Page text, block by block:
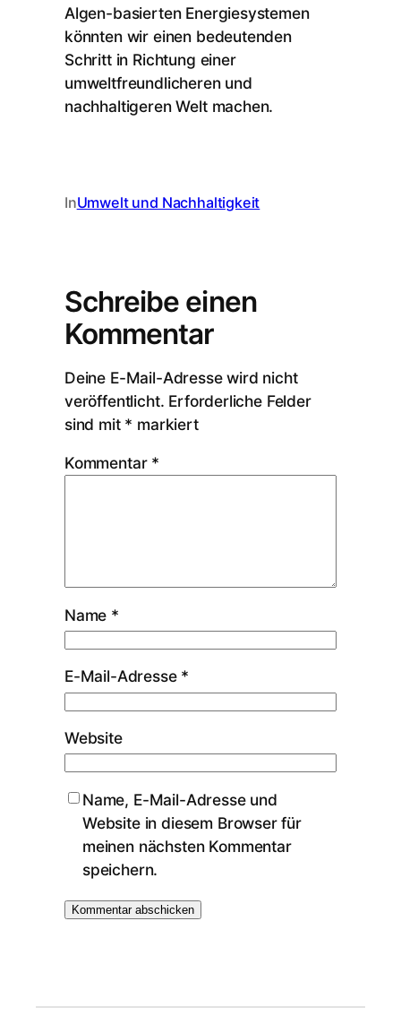
Algen-basierten Energiesystemen
könnten wir einen bedeutenden
Schritt in Richtung einer
umweltfreundlicheren und
nachhaltigeren Welt machen.
InUmwelt und Nachhaltigkeit
Schreibe einen
Kommentar
Deine E-Mail-Adresse wird nicht
veröffentlicht. Erforderliche Felder
sind mit * markiert
Kommentar *
Name *
E-Mail-Adresse *
Website
Name, E-Mail-Adresse und
Website in diesem Browser für
meinen nächsten Kommentar
speichern.